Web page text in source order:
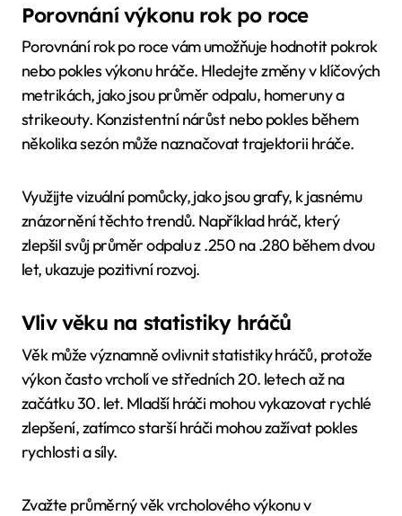
Porovnání výkonu rok po roce
Porovnání rok po roce vám umožňuje hodnotit pokrok
nebo pokles výkonu hráče. Hledejte změny v klíčových
metrikách, jako jsou průměr odpalu, homeruny a
strikeouty. Konzistentní nárůst nebo pokles během
několika sezón může naznačovat trajektorii hráče.
Využijte vizuální pomůcky, jako jsou grafy, k jasnému
znázornění těchto trendů. Například hráč, který
zlepšil svůj průměr odpalu z .250 na .280 během dvou
let, ukazuje pozitivní rozvoj.
Vliv věku na statistiky hráčů
Věk může významně ovlivnit statistiky hráčů, protože
výkon často vrcholí ve středních 20. letech až na
začátku 30. let. Mladší hráči mohou vykazovat rychlé
zlepšení, zatímco starší hráči mohou zažívat pokles
rychlosti a síly.
Zvažte průměrný věk vrcholového výkonu v